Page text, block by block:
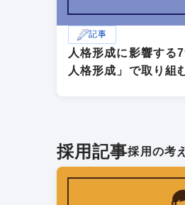
記事
人格形成に影響する
人格形成」で取り組
採用記事採用の考